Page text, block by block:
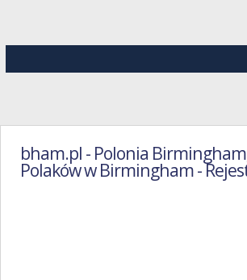
bham.pl - Polonia
Polaków w Birmingham -